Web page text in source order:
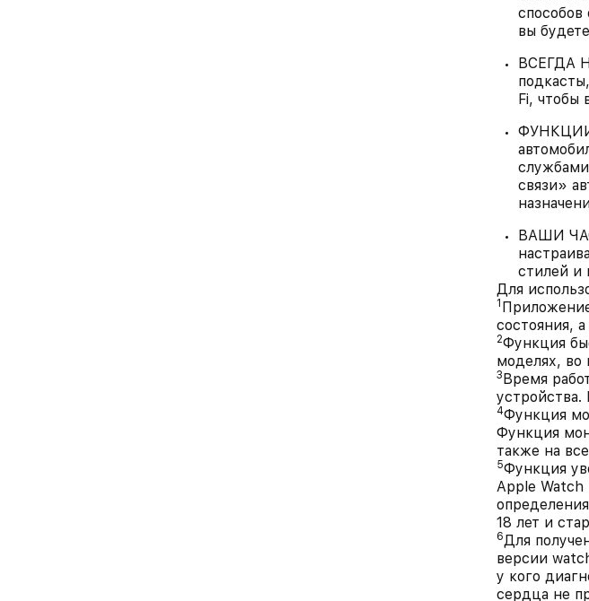
способов
вы
ВСЕГДА
Fi, чтобы
ФУНКЦИИ
связи»
ВАШИ
стилей и
Для
1
состояния,
2Функция
моделях, во
3Время
4Функция
Функция
также на
5Функция
Apple Watch
18 лет и
6Для
версии
у кого
сердца не